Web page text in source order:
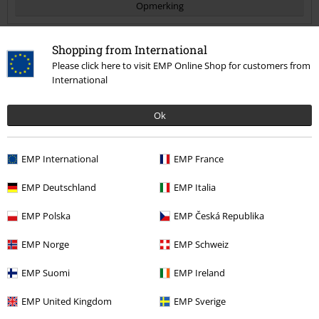
Shopping from International
Please click here to visit EMP Online Shop for customers from
International
Ok
EMP International EMP France
EMP Deutschland EMP Italia
EMP Polska EMP Česká Republika
EMP Norge EMP Schweiz
EMP Suomi EMP Ireland
EMP United Kingdom EMP Sverige
Opmerking
Diana B.
2 Recensies
Bestelde maat: 40
Ze zijn te gek, ik kan er heerlijk op lopen, jammer dat een van de
Kwaliteit
Ontwerp
Pasvorm